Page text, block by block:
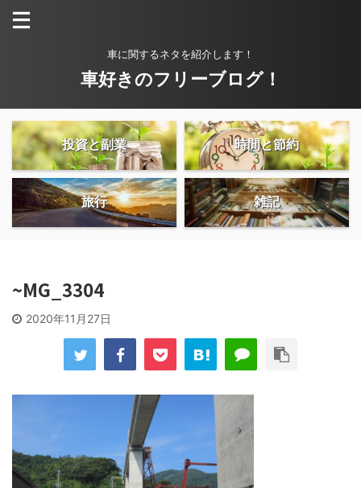
車に関するネタを紹介します！
車好きのフリーブログ！
投資と副業 時間と節約
旅行 雑記
~MG_3304
2020年11月27日